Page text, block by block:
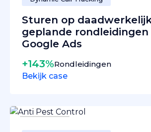
Sturen op
geplande
Google Ads
+143%Rondleidingen
Bekijk case